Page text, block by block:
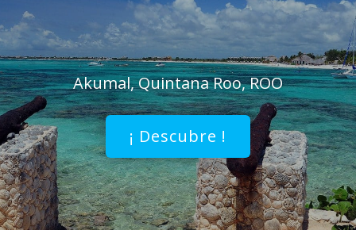
Akumal, Quintana Roo, ROO
¡ Descubre !